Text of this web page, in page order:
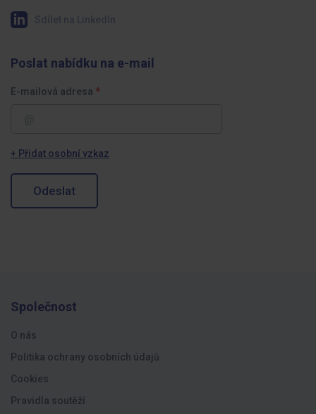
Poslat nabídku na e-mail
E-mailová adresa
+ Přidat osobní vzkaz
Odeslat
Společnost
O nás
Politika ochrany osobních údajů
Cookies
Pravidla soutěží